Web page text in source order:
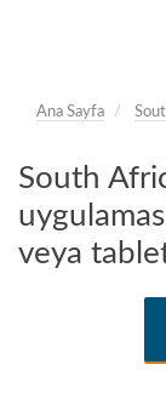
Ana Sayfa
South
veya